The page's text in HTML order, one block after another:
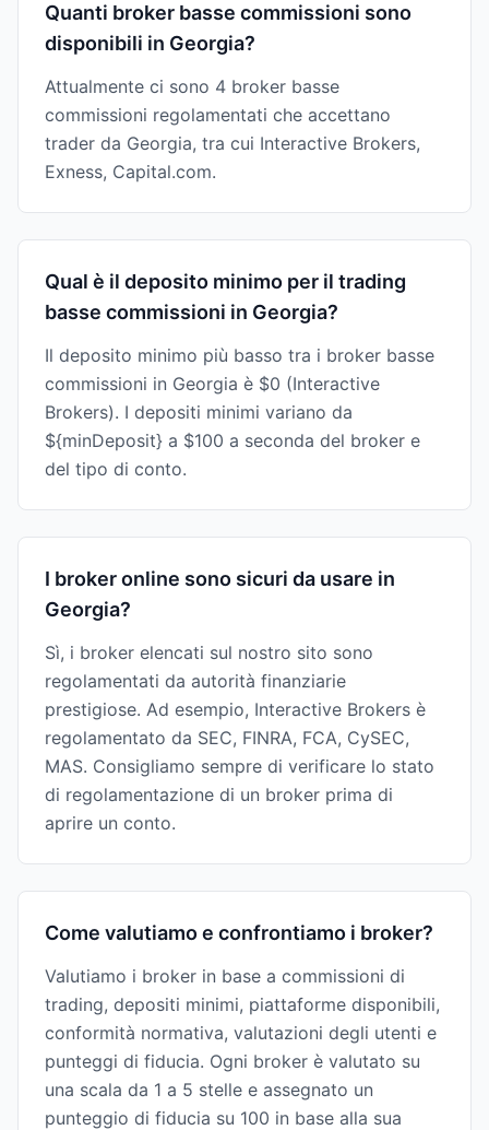
Quanti broker basse commissioni sono
disponibili in Georgia?
Attualmente ci sono 4 broker basse
commissioni regolamentati che accettano
trader da Georgia, tra cui Interactive Brokers,
Exness, Capital.com.
Qual è il deposito minimo per il trading
basse commissioni in Georgia?
Il deposito minimo più basso tra i broker basse
commissioni in Georgia è $0 (Interactive
Brokers). I depositi minimi variano da
${minDeposit} a $100 a seconda del broker e
del tipo di conto.
I broker online sono sicuri da usare in
Georgia?
Sì, i broker elencati sul nostro sito sono
regolamentati da autorità finanziarie
prestigiose. Ad esempio, Interactive Brokers è
regolamentato da SEC, FINRA, FCA, CySEC,
MAS. Consigliamo sempre di verificare lo stato
di regolamentazione di un broker prima di
aprire un conto.
Come valutiamo e confrontiamo i broker?
Valutiamo i broker in base a commissioni di
trading, depositi minimi, piattaforme disponibili,
conformità normativa, valutazioni degli utenti e
punteggi di fiducia. Ogni broker è valutato su
una scala da 1 a 5 stelle e assegnato un
punteggio di fiducia su 100 in base alla sua